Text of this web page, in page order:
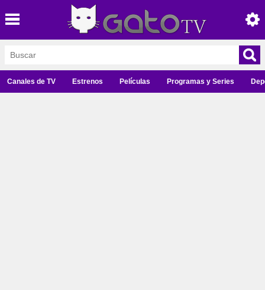
Canales de TV Estrenos Películas Programas y Series